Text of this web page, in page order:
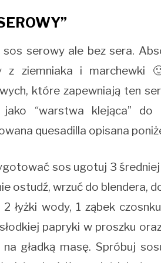
sos serowy ale bez sera.
z ziemniaka i marchewki
które zapewniają ten
“warstwa klejąca” do
quesadilla opisana
sos ugotuj 3
ostudź, wrzuć do blendera,
2 łyżki wody, 1 ząbek
papryki w proszku
na gładką masę. Spróbuj